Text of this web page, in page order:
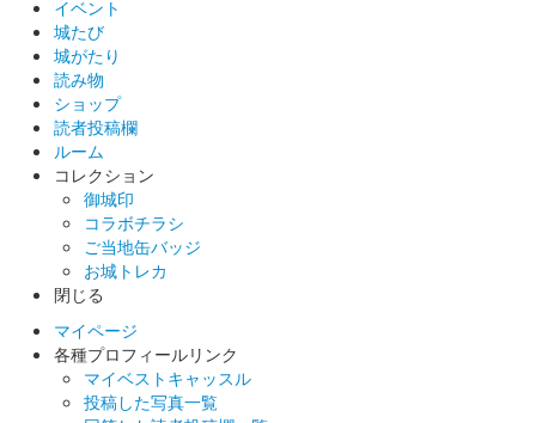
沼田城 御城印
販売終了
沼田城 御城印
販売終了
老神温泉で開催される十二年に一度の大蛇まつり巳年開催を記念
沼田城 御城印
イベント
城たび
城がたり
読み物
ショップ
読者投稿欄
ルーム
コレクション
御城印
コラボチラシ
ご当地缶バッジ
お城トレカ
閉じる
マイページ
各種プロフィールリンク
マイベストキャッスル
投稿した写真一覧